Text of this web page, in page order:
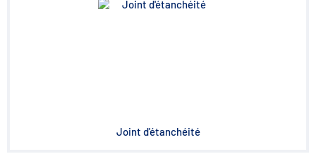
Joint d'étanchéité